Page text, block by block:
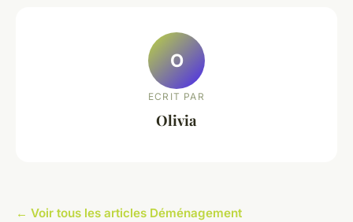
O
ECRIT PAR
Olivia
← Voir tous les articles Déménagement